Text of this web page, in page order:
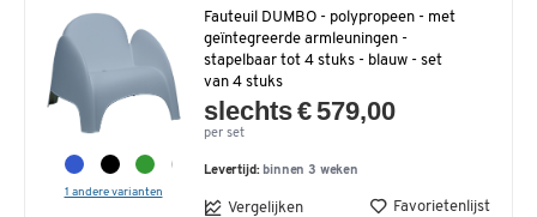
1 andere varianten
Fauteuil DUMBO - polypropeen - met
geïntegreerde armleuningen -
stapelbaar tot 4 stuks - blauw - set
van 4 stuks
slechts € 579,00
per set
Levertijd: binnen 3 weken
Vergelijken Favorietenlijst